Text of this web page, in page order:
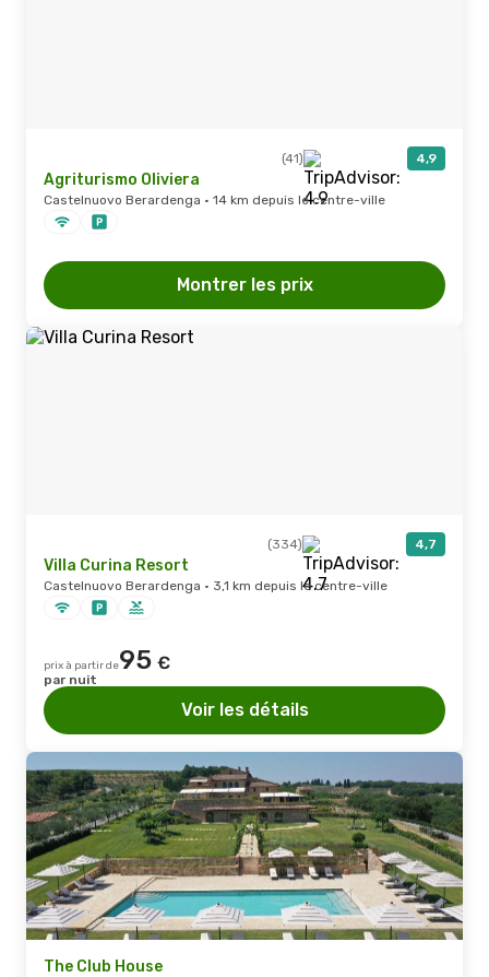
(41) 4,9
Agriturismo Oliviera
Castelnuovo Berardenga · 14 km depuis le centre-ville
Montrer les prix
(334) 4,7
Villa Curina Resort
Castelnuovo Berardenga · 3,1 km depuis le centre-ville
prix à partir de95 €
par nuit
Voir les détails
The Club House